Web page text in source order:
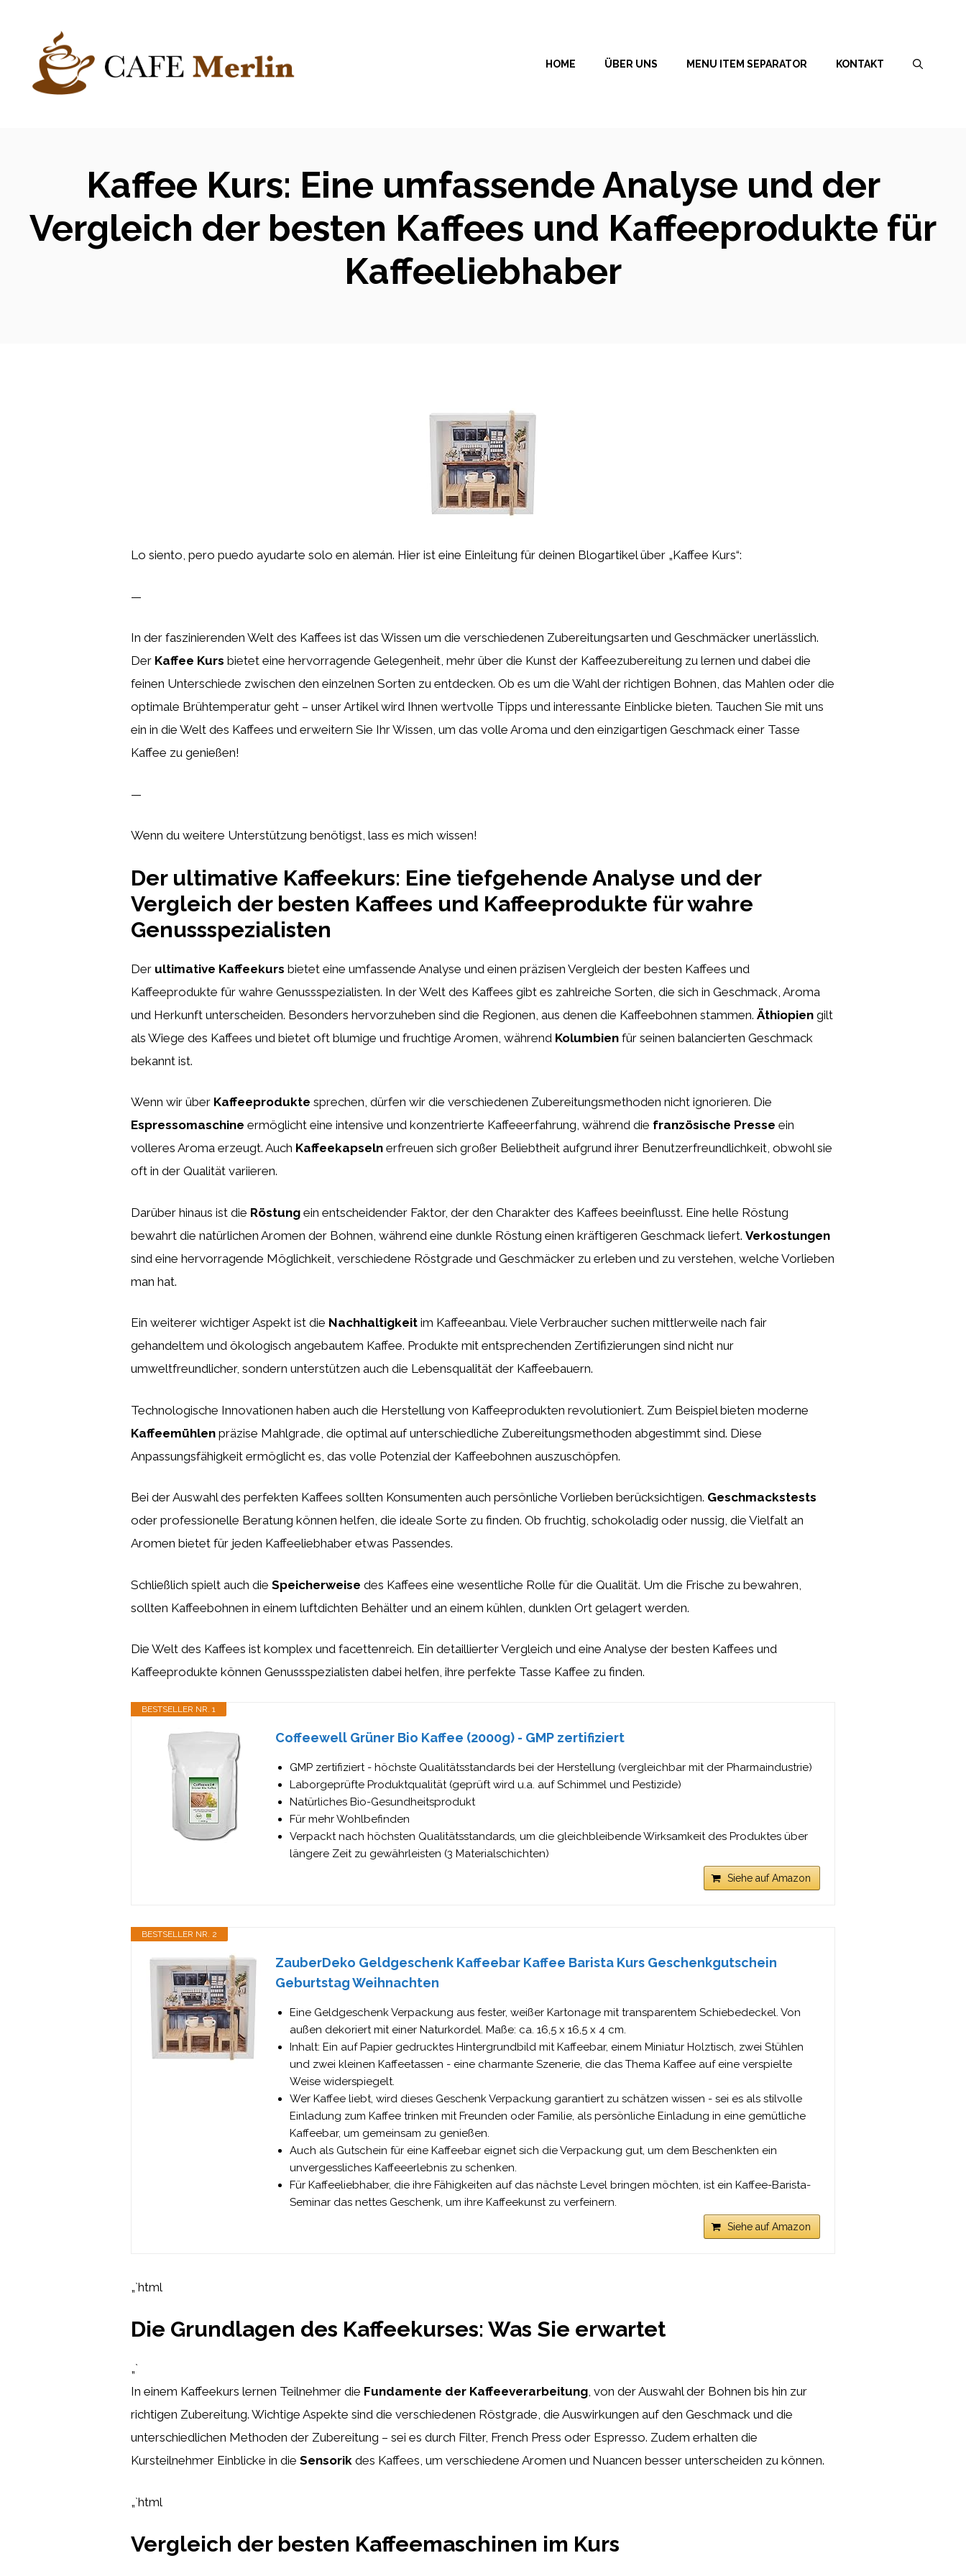
springen
HOME ÜBER UNS MENU ITEM SEPARATOR KONTAKT
Kaffee Kurs: Eine umfassende Analyse und der
Vergleich der besten Kaffees und Kaffeeprodukte für
Kaffeeliebhaber
Lo siento, pero puedo ayudarte solo en alemán. Hier ist eine Einleitung für deinen Blogartikel über „Kaffee Kurs“:
—
In der faszinierenden Welt des Kaffees ist das Wissen um die verschiedenen Zubereitungsarten und Geschmäcker unerlässlich.
Der Kaffee Kurs bietet eine hervorragende Gelegenheit, mehr über die Kunst der Kaffeezubereitung zu lernen und dabei die
feinen Unterschiede zwischen den einzelnen Sorten zu entdecken. Ob es um die Wahl der richtigen Bohnen, das Mahlen oder die
optimale Brühtemperatur geht – unser Artikel wird Ihnen wertvolle Tipps und interessante Einblicke bieten. Tauchen Sie mit uns
ein in die Welt des Kaffees und erweitern Sie Ihr Wissen, um das volle Aroma und den einzigartigen Geschmack einer Tasse
Kaffee zu genießen!
—
Wenn du weitere Unterstützung benötigst, lass es mich wissen!
Der ultimative Kaffeekurs: Eine tiefgehende Analyse und der
Vergleich der besten Kaffees und Kaffeeprodukte für wahre
Genussspezialisten
Der ultimative Kaffeekurs bietet eine umfassende Analyse und einen präzisen Vergleich der besten Kaffees und
Kaffeeprodukte für wahre Genussspezialisten. In der Welt des Kaffees gibt es zahlreiche Sorten, die sich in Geschmack, Aroma
und Herkunft unterscheiden. Besonders hervorzuheben sind die Regionen, aus denen die Kaffeebohnen stammen. Äthiopien gilt
als Wiege des Kaffees und bietet oft blumige und fruchtige Aromen, während Kolumbien für seinen balancierten Geschmack
bekannt ist.
Wenn wir über Kaffeeprodukte sprechen, dürfen wir die verschiedenen Zubereitungsmethoden nicht ignorieren. Die
Espressomaschine ermöglicht eine intensive und konzentrierte Kaffeeerfahrung, während die französische Presse ein
volleres Aroma erzeugt. Auch Kaffeekapseln erfreuen sich großer Beliebtheit aufgrund ihrer Benutzerfreundlichkeit, obwohl sie
oft in der Qualität variieren.
Darüber hinaus ist die Röstung ein entscheidender Faktor, der den Charakter des Kaffees beeinflusst. Eine helle Röstung
bewahrt die natürlichen Aromen der Bohnen, während eine dunkle Röstung einen kräftigeren Geschmack liefert. Verkostungen
sind eine hervorragende Möglichkeit, verschiedene Röstgrade und Geschmäcker zu erleben und zu verstehen, welche Vorlieben
man hat.
Ein weiterer wichtiger Aspekt ist die Nachhaltigkeit im Kaffeeanbau. Viele Verbraucher suchen mittlerweile nach fair
gehandeltem und ökologisch angebautem Kaffee. Produkte mit entsprechenden Zertifizierungen sind nicht nur
umweltfreundlicher, sondern unterstützen auch die Lebensqualität der Kaffeebauern.
Technologische Innovationen haben auch die Herstellung von Kaffeeprodukten revolutioniert. Zum Beispiel bieten moderne
Kaffeemühlen präzise Mahlgrade, die optimal auf unterschiedliche Zubereitungsmethoden abgestimmt sind. Diese
Anpassungsfähigkeit ermöglicht es, das volle Potenzial der Kaffeebohnen auszuschöpfen.
Bei der Auswahl des perfekten Kaffees sollten Konsumenten auch persönliche Vorlieben berücksichtigen. Geschmackstests
oder professionelle Beratung können helfen, die ideale Sorte zu finden. Ob fruchtig, schokoladig oder nussig, die Vielfalt an
Aromen bietet für jeden Kaffeeliebhaber etwas Passendes.
Schließlich spielt auch die Speicherweise des Kaffees eine wesentliche Rolle für die Qualität. Um die Frische zu bewahren,
sollten Kaffeebohnen in einem luftdichten Behälter und an einem kühlen, dunklen Ort gelagert werden.
Die Welt des Kaffees ist komplex und facettenreich. Ein detaillierter Vergleich und eine Analyse der besten Kaffees und
Kaffeeprodukte können Genussspezialisten dabei helfen, ihre perfekte Tasse Kaffee zu finden.
BESTSELLER NR. 1
Coffeewell Grüner Bio Kaffee (2000g) - GMP zertifiziert
GMP zertifiziert - höchste Qualitätsstandards bei der Herstellung (vergleichbar mit der Pharmaindustrie)
Laborgeprüfte Produktqualität (geprüft wird u.a. auf Schimmel und Pestizide)
Natürliches Bio-Gesundheitsprodukt
Für mehr Wohlbefinden
Verpackt nach höchsten Qualitätsstandards, um die gleichbleibende Wirksamkeit des Produktes über
längere Zeit zu gewährleisten (3 Materialschichten)
Siehe auf Amazon
BESTSELLER NR. 2
ZauberDeko Geldgeschenk Kaffeebar Kaffee Barista Kurs Geschenkgutschein
Geburtstag Weihnachten
Eine Geldgeschenk Verpackung aus fester, weißer Kartonage mit transparentem Schiebedeckel. Von
außen dekoriert mit einer Naturkordel. Maße: ca. 16,5 x 16,5 x 4 cm.
Inhalt: Ein auf Papier gedrucktes Hintergrundbild mit Kaffeebar, einem Miniatur Holztisch, zwei Stühlen
und zwei kleinen Kaffeetassen - eine charmante Szenerie, die das Thema Kaffee auf eine verspielte
Weise widerspiegelt.
Wer Kaffee liebt, wird dieses Geschenk Verpackung garantiert zu schätzen wissen - sei es als stilvolle
Einladung zum Kaffee trinken mit Freunden oder Familie, als persönliche Einladung in eine gemütliche
Kaffeebar, um gemeinsam zu genießen.
Auch als Gutschein für eine Kaffeebar eignet sich die Verpackung gut, um dem Beschenkten ein
unvergessliches Kaffeeerlebnis zu schenken.
Für Kaffeeliebhaber, die ihre Fähigkeiten auf das nächste Level bringen möchten, ist ein Kaffee-Barista-
Seminar das nettes Geschenk, um ihre Kaffeekunst zu verfeinern.
Siehe auf Amazon
„`html
Die Grundlagen des Kaffeekurses: Was Sie erwartet
„`
In einem Kaffeekurs lernen Teilnehmer die Fundamente der Kaffeeverarbeitung, von der Auswahl der Bohnen bis hin zur
richtigen Zubereitung. Wichtige Aspekte sind die verschiedenen Röstgrade, die Auswirkungen auf den Geschmack und die
unterschiedlichen Methoden der Zubereitung – sei es durch Filter, French Press oder Espresso. Zudem erhalten die
Kursteilnehmer Einblicke in die Sensorik des Kaffees, um verschiedene Aromen und Nuancen besser unterscheiden zu können.
„`html
Vergleich der besten Kaffeemaschinen im Kurs